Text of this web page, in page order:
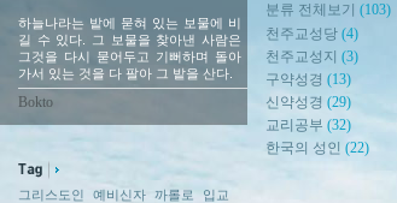
하늘나라는 밭에 묻혀 있는 보물에 비
길 수 있다. 그 보물을 찾아낸 사람은
그것을 다시 묻어두고 기뻐하며 돌아
가서 있는 것을 다 팔아 그 밭을 산다.
Bokto
그리스도인 예비신자 까롤로
입교
분류 전체보기 (103)
천주교성당 (4)
천주교성지 (3)
구약성경 (13)
신약성경 (29)
교리공부 (32)
한국의 성인 (22)